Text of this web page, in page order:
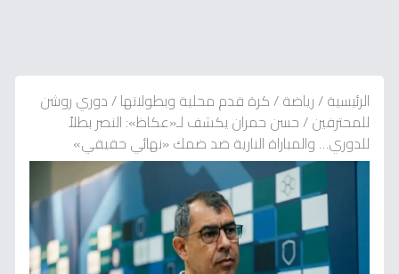
الرئيسية/رياضة/كرة قدم محلية وبطولاتها/دوري روشن
للمحترفين/حسن حمران يكشف لـ«عكاظ»: النصر بطلاً
للدوري… والمباراة النارية ضد ضمك «نهائي حقيقي»